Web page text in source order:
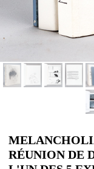
RÉUNION DE